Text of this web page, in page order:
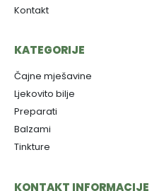
Kontakt
KATEGORIJE
Čajne mješavine
Ljekovito bilje
Preparati
Balzami
Tinkture
KONTAKT INFORMACIJE